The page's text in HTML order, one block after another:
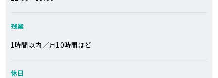
残業
1時間以内／月10時間ほど
休日